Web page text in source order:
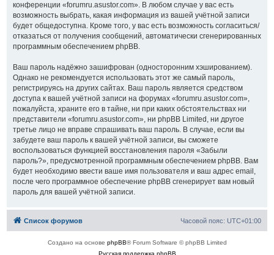
конференции «forumru.asustor.com». В любом случае у вас есть
возможность выбрать, какая информация из вашей учётной записи
будет общедоступна. Кроме того, у вас есть возможность согласиться/
отказаться от получения сообщений, автоматически сгенерированных
программным обеспечением phpBB.
Ваш пароль надёжно зашифрован (односторонним хэшированием).
Однако не рекомендуется использовать этот же самый пароль,
регистрируясь на других сайтах. Ваш пароль является средством
доступа к вашей учётной записи на форумах «forumru.asustor.com»,
пожалуйста, храните его в тайне, ни при каких обстоятельствах ни
представители «forumru.asustor.com», ни phpBB Limited, ни другое
третье лицо не вправе спрашивать ваш пароль. В случае, если вы
забудете ваш пароль к вашей учётной записи, вы сможете
воспользоваться функцией восстановления пароля «Забыли
пароль?», предусмотренной программным обеспечением phpBB. Вам
будет необходимо ввести ваше имя пользователя и ваш адрес email,
после чего программное обеспечение phpBB сгенерирует вам новый
пароль для вашей учётной записи.
Список форумов Часовой пояс: UTC+01:00
Создано на основе phpBB® Forum Software © phpBB Limited
Русская поддержка phpBB